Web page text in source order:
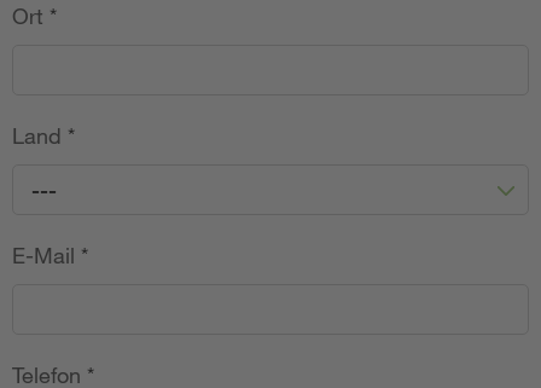
Ort *
Land *
---
E-Mail *
Telefon *